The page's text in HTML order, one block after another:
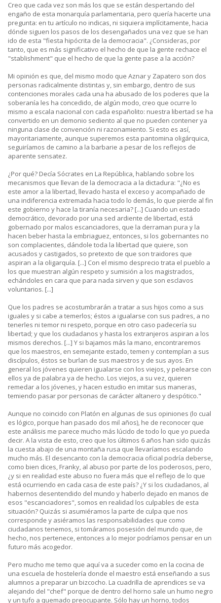
Creo que cada vez son más los que se están despertando del
engaño de esta monarquía parlamentaria, pero quería hacerte una
pregunta: en tu artículo no indicas, ni siquiera implícitamente, hacia
dónde siguen los pasos de los desengañados una vez que se han
ido de esta "fiesta hipócrita de la democracia". ¿Consideras, por
tanto, que es más significativo el hecho de que la gente rechace el
"stablishment" que el hecho de que la gente pase a la acción?
Mi opinión es que, del mismo modo que Aznar y Zapatero son dos
personas radicalmente distintas y, sin embargo, dentro de sus
contenciones morales cada una ha abusado de los poderes que la
soberanía les ha concedido, de algún modo, creo que ocurre lo
mismo a escala nacional con cada españolito: nuestra libertad se ha
convertido en un demonio sediento al que no pueden contener ya
ninguna clase de convención ni razonamiento. Si esto es así,
mayoritariamente, aunque superemos esta pantomina oligárquica,
seguiríamos de camino a la barbarie a pesar de los reflejos de
aparente sensatez.
¿Por qué? Decía Sócrates en La República, hablando sobre los
mecanismos que llevan de la democracia a la dictadura: "¿No es
este amor a la libertad, llevado hasta el exceso y acompañado de
una indiferencia extremada hacia todo lo demás, lo que pierde al fin
este gobierno y hace la tiranía necesaria? [...] Cuando un estado
democrático, devorado por una sed ardiente de libertad, está
gobernado por malos escanciadores, que la derraman pura y la
hacen beber hasta la embriaguez, entonces, si los gobernantes no
son complacientes, dándole toda la libertad que quiere, son
acusados y castigados, so pretexto de que son traidores que
aspiran a la oligarquía. [...] Con el mismo desprecio trata el pueblo a
los que muestran algún respeto y sumisión a los magistrados,
echándoles en cara que para nada sirven y que son esclavos
voluntarios. [...]
Que los padres se acostumbrarán a tratar a sus hijos como a sus
iguales y si cabe a temerlos; éstos a igualarse con sus padres, a no
tenerles ni temor ni respeto, porque en otro caso padecería su
libertad; y que los ciudadanos y hasta los extranjeros aspiran a los
mismos derechos. [...] Y si bajamos más la mano, encontraremos
que los maestros, en semejante estado, temen y contemplan a sus
discípulos, éstos se burlan de sus maestros y de sus ayos. En
general los jóvenes quieren igualarse con los viejos, y pelearse con
ellos ya de palabra ya de hecho. Los viejos, a su vez, quieren
remedar a los jóvenes, y hacen estudio en imitar sus maneras,
temiendo pasar por personas de carácter altanero y despótico."
Aunque no coincido con Platón en algunas de sus opiniones (lo cual
es lógico, porque han pasado dos mil años), he de reconocer que
este análisis me parece mucho más lúcido de todo lo que yo pueda
decir. A la vista de esto, creo que los últimos 6 años han sido quizás
la cuesta abajo de una montaña rusa que llevaríamos escalando
mucho más. El desencanto con la democracia oficial podría deberse,
como bien dices, Franky, al abuso por parte de los poderosos, pero,
¿y si en realidad este abuso no fuera más que el reflejo de lo que
está ocurriendo en cada casa de este país? ¿Y si los ciudadanos, al
habernos desentendido del mundo y haberlo dejado en manos de
esos "escanciadores", somos en realidad los culpables de esta
situación? Quizás si asumiéramos la parte de culpa que nos
corresponde y asiéramos las responsabilidades que como
ciudadanos tenemos, si tomáramos posesión del mundo que, de
hecho, nos pertenece, entonces a lo mejor podríamos pensar en un
futuro más acogedor.
Pero mucho me temo que aquí va a suceder como en la cocina de
una escuela de hostelería donde el maestro está enseñando a sus
alumnos a preparar un bizcocho. La cuadrilla de aprendices se va
alejando del "chef" porque de dentro del horno sale un humo negro
y un tufo a quemado preocupante. Sólo hay un horno, todos